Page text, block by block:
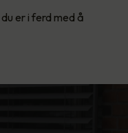
er i ferd med å